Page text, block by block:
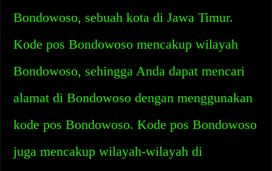
Bondowoso, sebuah kota di Jawa Timur.
Kode pos Bondowoso mencakup wilayah
Bondowoso, sehingga Anda dapat mencari
alamat di Bondowoso dengan menggunakan
kode pos Bondowoso. Kode pos Bondowoso
juga mencakup wilayah-wilayah di